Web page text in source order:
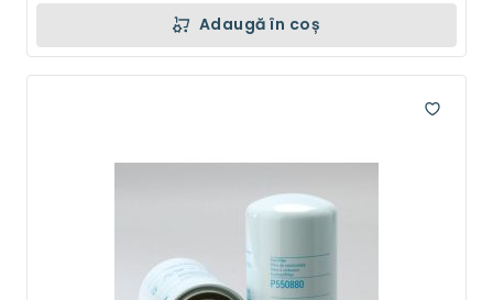
Adaugă în coș